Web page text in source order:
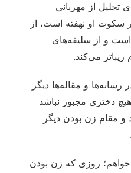
تجلیل از مهربانی
سکوت او نهفته است، از
و از سلیقه‌های
می‌کند.
و مقاله‌ها دیگر
دختری مجبور نباشد
مقام زن بودن دیگر
روزی که زن بودن